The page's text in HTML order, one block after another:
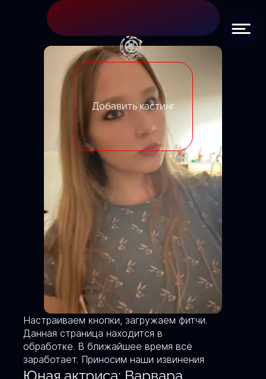
Добавить кастинг
Настраиваем кнопки, загружаем фитчи.
Данная страница находится в
обработке. В ближайшее время всё
заработает. Приносим наши извинения